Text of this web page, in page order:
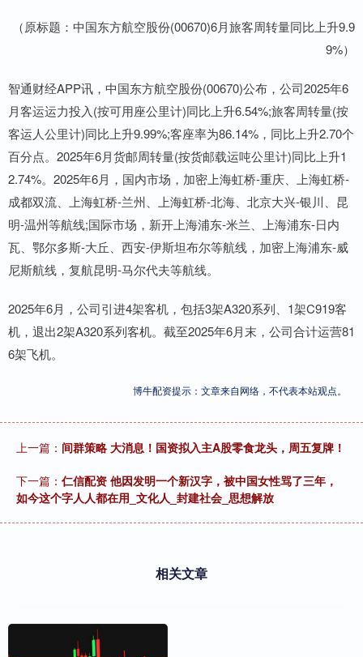
（原标题：中国东方航空股份(00670)6月旅客周转量同比上升9.9
9%）
智通财经APP讯，中国东方航空股份(00670)公布，公司2025年6
月客运运力投入(按可用座公里计)同比上升6.54%;旅客周转量(按
客运人公里计)同比上升9.99%;客座率为86.14%，同比上升2.70个
百分点。2025年6月货邮周转量(按货邮载运吨公里计)同比上升1
2.74%。2025年6月，国内市场，加密上海虹桥-重庆、上海虹桥-
成都双流、上海虹桥-兰州、上海虹桥-北海、北京大兴-银川、昆
明-温州等航线;国际市场，新开上海浦东-米兰、上海浦东-日内
瓦、鄂尔多斯-大丘、西安-伊斯坦布尔等航线，加密上海浦东-威
尼斯航线，复航昆明-马尔代夫等航线。
2025年6月，公司引进4架客机，包括3架A320系列、1架C919客
机，退出2架A320系列客机。截至2025年6月末，公司合计运营81
6架飞机。
博牛配资提示：文章来自网络，不代表本站观点。
上一篇： 间群策略 大消息！国资拟入主A股零食龙头，周五复牌！
下一篇： 仁信配资 他因发明一个新汉字，被中国女性骂了三年，
如今这个字人人都在用_文化人_封建社会_思想解放
相关文章